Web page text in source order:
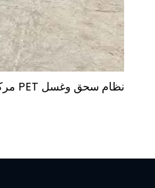
نظام سحق وغسل PET مركب في بوتان